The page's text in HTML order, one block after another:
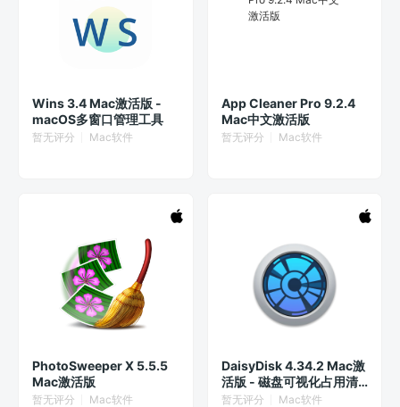
Wins 3.4 Mac激活版 -
macOS多窗口管理工具
暂无评分 Mac软件
App Cleaner Pro 9.2.4
Mac中文激活版
暂无评分 Mac软件
PhotoSweeper X 5.5.5
Mac激活版
暂无评分 Mac软件
DaisyDisk 4.34.2 Mac激
活版 - 磁盘可视化占用清
理工具
暂无评分 Mac软件